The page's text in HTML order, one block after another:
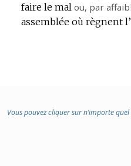
faire le mal ou, par
assemblée où règnent
Vous pouvez cliquer sur n’importe